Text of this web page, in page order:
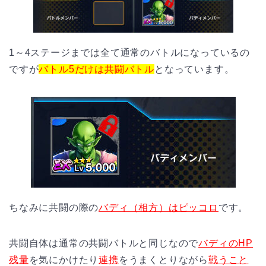
1～4ステージまでは全て通常のバトルになっているの
ですがバトル5だけは共闘バトルとなっています。
ちなみに共闘の際のバディ（相方）はピッコロ です。
共闘自体は通常の共闘バトルと同じなのでバディのHP
残量を気にかけたり連携をうまくとりながら戦うこと